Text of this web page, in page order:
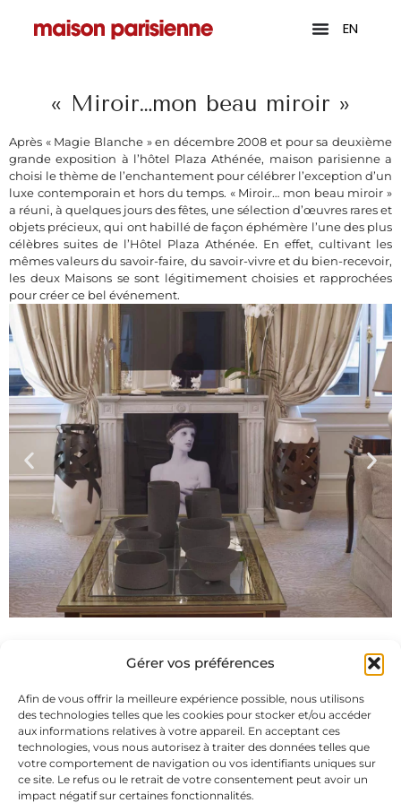
Gérer vos préférences
Afin de vous offrir la meilleure expérience possible, nous utilisons
des technologies telles que les cookies pour stocker et/ou accéder
aux informations relatives à votre appareil. En acceptant ces
technologies, vous nous autorisez à traiter des données telles que
votre comportement de navigation ou vos identifiants uniques sur
ce site. Le refus ou le retrait de votre consentement peut avoir un
impact négatif sur certaines fonctionnalités.
EN
« Miroir…mon beau miroir »
Après « Magie Blanche » en décembre 2008 et pour sa deuxième
grande exposition à l’hôtel Plaza Athénée, maison parisienne a
choisi le thème de l’enchantement pour célébrer l’exception d’un
luxe contemporain et hors du temps. « Miroir… mon beau miroir »
a réuni, à quelques jours des fêtes, une sélection d’œuvres rares et
objets précieux, qui ont habillé de façon éphémère l’une des plus
célèbres suites de l’Hôtel Plaza Athénée. En effet, cultivant les
mêmes valeurs du savoir-faire, du savoir-vivre et du bien-recevoir,
les deux Maisons se sont légitimement choisies et rapprochées
pour créer ce bel événement.
Abonnez-vous à notre newsletter